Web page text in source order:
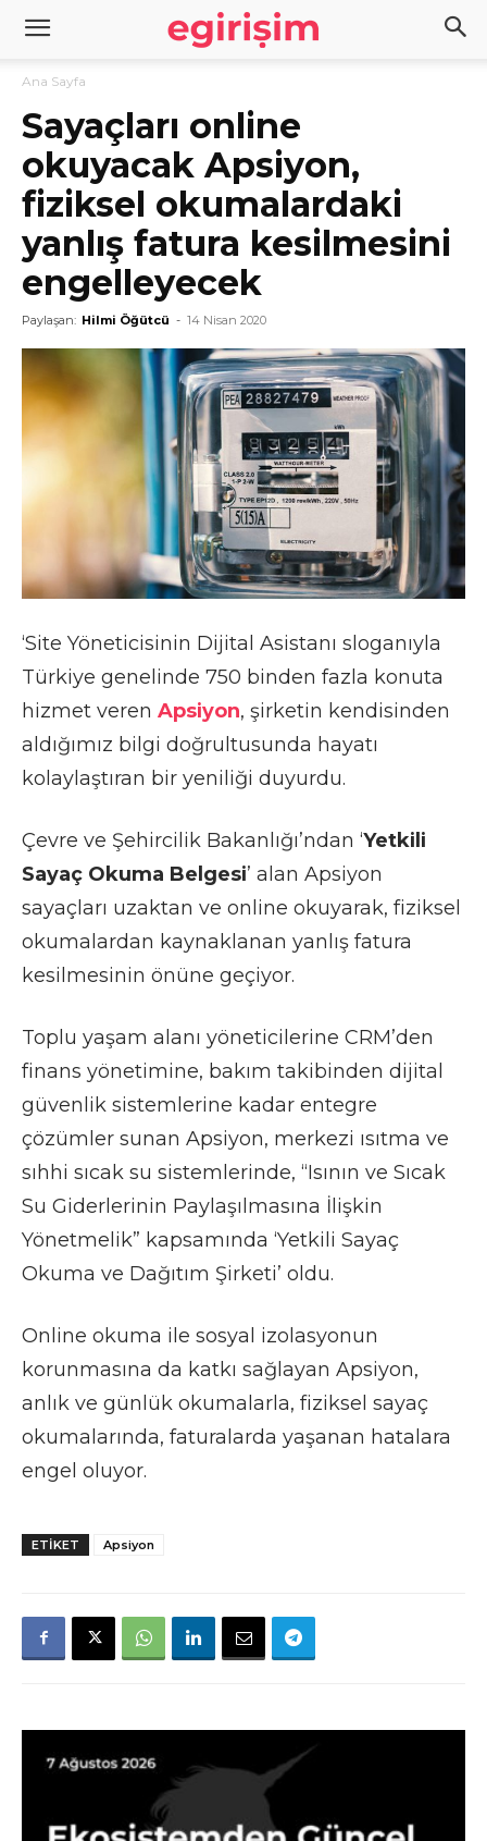
Ana Sayfa
Sayaçları online
okuyacak Apsiyon,
fiziksel okumalardaki
yanlış fatura kesilmesini
engelleyecek
Paylaşan: Hilmi Öğütcü - 14 Nisan 2020
‘Site Yöneticisinin Dijital Asistanı sloganıyla
Türkiye genelinde 750 binden fazla konuta
hizmet veren Apsiyon, şirketin kendisinden
aldığımız bilgi doğrultusunda hayatı
kolaylaştıran bir yeniliği duyurdu.
Çevre ve Şehircilik Bakanlığı’ndan ‘Yetkili
Sayaç Okuma Belgesi’ alan Apsiyon
sayaçları uzaktan ve online okuyarak, fiziksel
okumalardan kaynaklanan yanlış fatura
kesilmesinin önüne geçiyor.
Toplu yaşam alanı yöneticilerine CRM’den
finans yönetimine, bakım takibinden dijital
güvenlik sistemlerine kadar entegre
çözümler sunan Apsiyon, merkezi ısıtma ve
sıhhi sıcak su sistemlerinde, “Isının ve Sıcak
Su Giderlerinin Paylaşılmasına İlişkin
Yönetmelik” kapsamında ‘Yetkili Sayaç
Okuma ve Dağıtım Şirketi’ oldu.
Online okuma ile sosyal izolasyonun
korunmasına da katkı sağlayan Apsiyon,
anlık ve günlük okumalarla, fiziksel sayaç
okumalarında, faturalarda yaşanan hatalara
engel oluyor.
ETIKET Apsiyon